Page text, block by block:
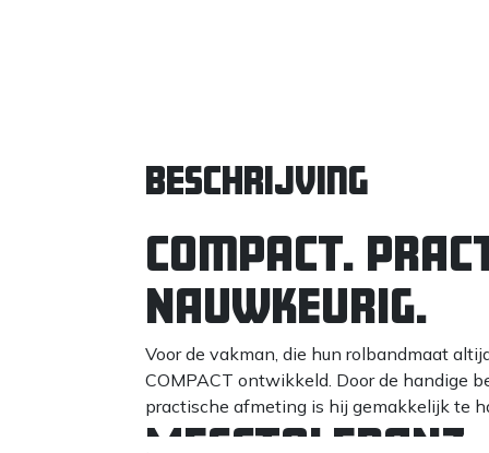
Beschrijving
Compact.
NAUWKEURIG.
Voor de vakman, die hun rolbandmaat
COMPACT ontwikkeld. Door de handige
practische afmeting is hij gemakkelijk te